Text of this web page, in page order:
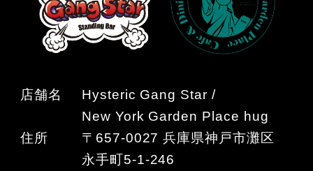
店舗名
Hysteric Gang Star /
New York Garden Place hug
住所
〒657-0027 兵庫県神戸市灘区
永手町5-1-246